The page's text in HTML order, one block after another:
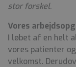
stor forskel.
Vores
I løbet af en helt
vores patienter
velkomst.